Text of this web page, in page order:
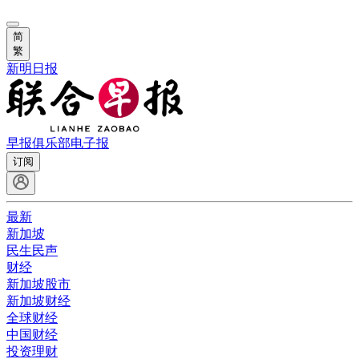
简
繁
新明日报
早报俱乐部电子报
订阅
最新
新加坡
民生民声
财经
新加坡股市
新加坡财经
全球财经
中国财经
投资理财